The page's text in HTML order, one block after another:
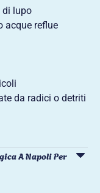
di lupo
acque reflue
da radici o detriti
A Napoli Per